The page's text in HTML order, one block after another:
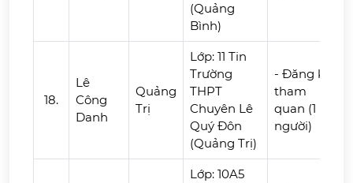
(Quảng
Bình)
18.
Lê
Công
Danh
Quảng
Trị
Lớp: 11 Tin
Trường
THPT
Chuyên Lê
Quý Đôn
(Quảng Trị)
- Đăng ký
tham
quan (1
người)
Lớp: 10A5